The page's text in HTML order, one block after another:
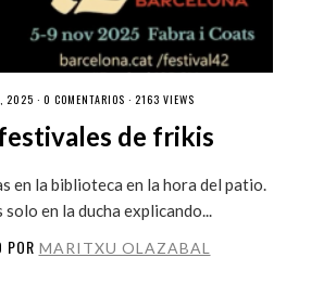
2025 · 0 COMENTARIOS · 2163 VIEWS
de frikis
en la biblioteca en la hora del patio.
en la ducha explicando...
POR MARITXU OLAZABAL